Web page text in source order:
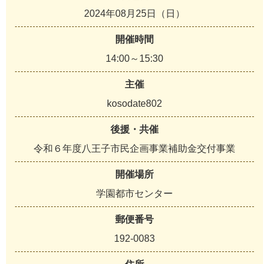
2024年08月25日（日）
開催時間
14:00～15:30
主催
kosodate802
後援・共催
令和６年度八王子市民企画事業補助金交付事業
開催場所
学園都市センター
郵便番号
192-0083